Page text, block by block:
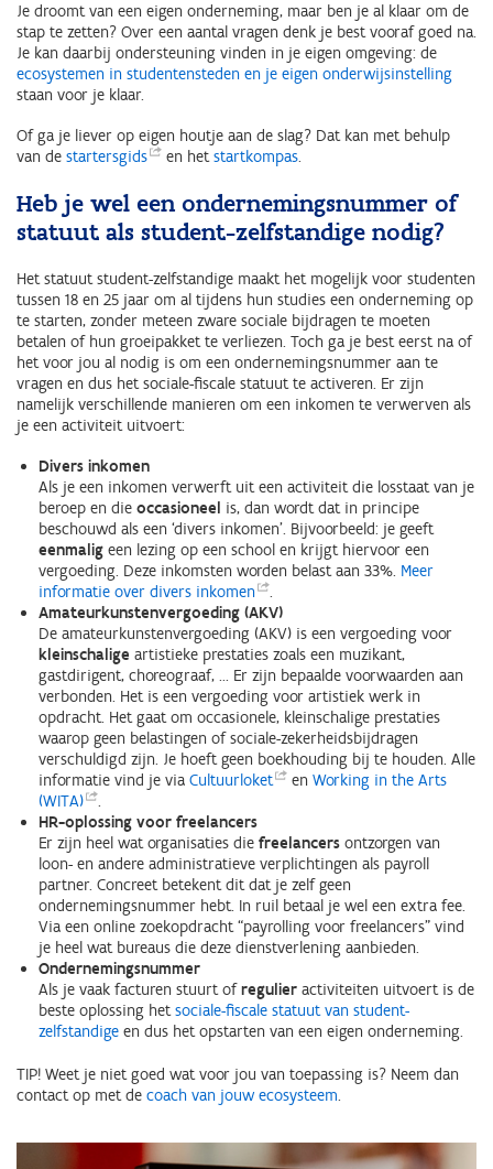
Je droomt van een eigen onderneming, maar ben je al klaar om de
stap te zetten? Over een aantal vragen denk je best vooraf goed na.
Je kan daarbij ondersteuning vinden in je eigen omgeving: de
ecosystemen in studentensteden en je eigen onderwijsinstelling
staan voor je klaar.
Of ga je liever op eigen houtje aan de slag? Dat kan met behulp
van de startersgids en hetstartkompas.
Heb je wel een ondernemingsnummer of
statuut als student-zelfstandige nodig?
Het statuut student-zelfstandige maakt het mogelijk voor studenten
tussen 18 en 25 jaar om al tijdens hun studies een onderneming op
te starten, zonder meteen zware sociale bijdragen te moeten
betalen of hun groeipakket te verliezen. Toch ga je best eerst na of
het voor jou al nodig is om een ondernemingsnummer aan te
vragen en dus het sociale-fiscale statuut te activeren. Er zijn
namelijk verschillende manieren om een inkomen te verwerven als
je een activiteit uitvoert:
Divers inkomen
Als je een inkomen verwerft uit een activiteit die losstaat van je
beroep en die occasioneel is, dan wordt dat in principe
beschouwd als een ‘divers inkomen’. Bijvoorbeeld: je geeft
eenmalig een lezing op een school en krijgt hiervoor een
vergoeding. Deze inkomsten worden belast aan 33%. Meer
informatie over divers inkomen
.
Amateurkunstenvergoeding (AKV)
De amateurkunstenvergoeding (AKV) is een vergoeding voor
kleinschalige artistieke prestaties zoals een muzikant,
gastdirigent, choreograaf, ... Er zijn bepaalde voorwaarden aan
verbonden. Het is een vergoeding voor artistiek werk in
opdracht. Het gaat om occasionele, kleinschalige prestaties
waarop geen belastingen of sociale-zekerheidsbijdragen
verschuldigd zijn. Je hoeft geen boekhouding bij te houden. Alle
informatie vind je via Cultuurloket en Working in the Arts
(WITA)
.
HR-oplossing voor freelancers
Er zijn heel wat organisaties die freelancers ontzorgen van
loon- en andere administratieve verplichtingen als payroll
partner. Concreet betekent dit dat je zelf geen
ondernemingsnummer hebt. In ruil betaal je wel een extra fee.
Via een online zoekopdracht “payrolling voor freelancers” vind
je heel wat bureaus die deze dienstverlening aanbieden.
Ondernemingsnummer
Als je vaak facturen stuurt ofregulier activiteiten uitvoert is de
beste oplossing hetsociale-fiscale statuut van student-
zelfstandige en dus het opstarten van een eigen onderneming.
TIP! Weet je niet goed wat voor jou van toepassing is? Neem dan
contact op met de coach van jouw ecosysteem.